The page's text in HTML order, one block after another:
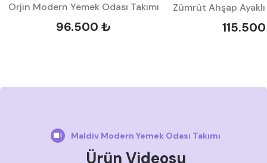
Orjin Modern Yemek Odası Takımı
96.500 ₺
Maldiv Modern Yemek Odası Takımı
Ürün Videosu